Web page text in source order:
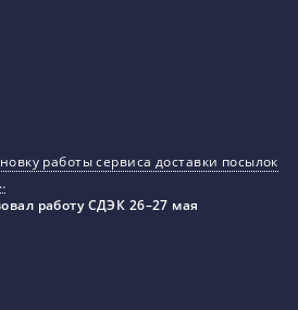
работы сервиса доставки посылок
работу СДЭК 26–27 мая